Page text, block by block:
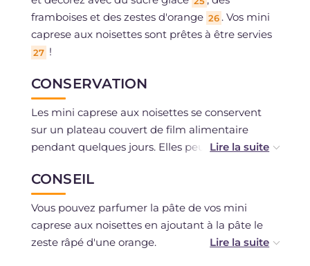
framboises et des zestes d'orange 26 . Vos mini
caprese aux noisettes sont prêtes à être servies
27 !
CONSERVATION
Les mini caprese aux noisettes se conservent
sur un plateau couvert de film alimentaire
pendant quelques jours. Elles peuvent être
CONSEIL
Vous pouvez parfumer la pâte de vos mini
caprese aux noisettes en ajoutant à la pâte le
zeste râpé d'une orange.